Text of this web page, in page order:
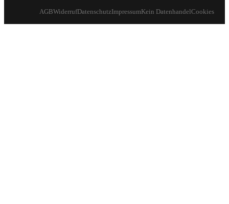
AGBWiderrufDatenschutzImpressumKein DatenhandelCookies